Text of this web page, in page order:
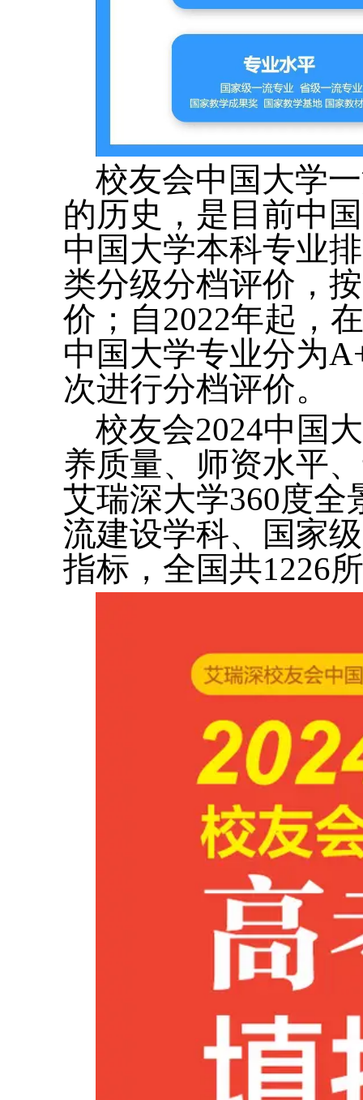
校友会中国大学
的历史，是目前中
中国大学本科专业
类分级分档评价，
价；自2022年起，
中国大学专业分为
次进行分档评价。
校友会2024中国
养质量、师资水平
艾瑞深大学360度
流建设学科、国家
指标，全国共1226